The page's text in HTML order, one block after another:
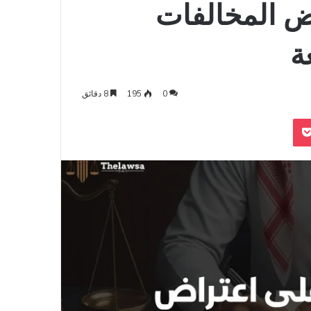
المخالفات
0
195
‫Pocket